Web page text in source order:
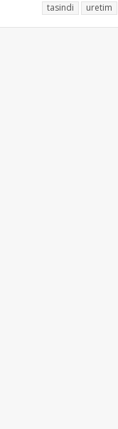
tasindi
uretim